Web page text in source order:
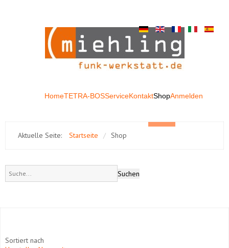
HomeTETRA-BOSServiceKontaktShopAnmelden
Aktuelle Seite: Startseite / Shop
Sortiert nach